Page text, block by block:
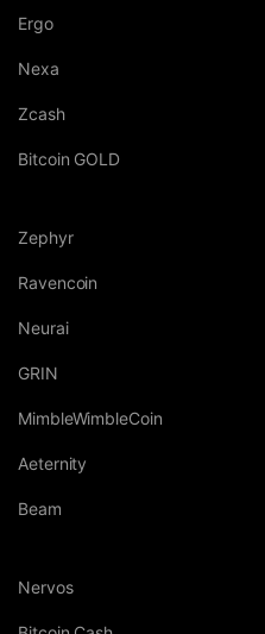
Ergo
Nexa
Zcash
Bitcoin GOLD
Zephyr
Ravencoin
Neurai
GRIN
MimbleWimbleCoin
Aeternity
Beam
Nervos